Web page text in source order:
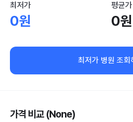
최저가
0원
평균가
0원
최저가 병원 조회
가격 비교 (None)